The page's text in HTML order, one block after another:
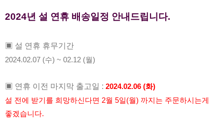
2024년 설 연휴 배송일정 안내드립니다.
▣ 설 연휴 휴무기간
2024.02.07 (수) ~ 02.12 (월)
▣ 연휴 이전 마지막 출고일 : 2024.02.06 (화)
설 전에 받기를 희망하신다면 2월 5일(월) 까지는 주문하시는게
좋겠습니다.